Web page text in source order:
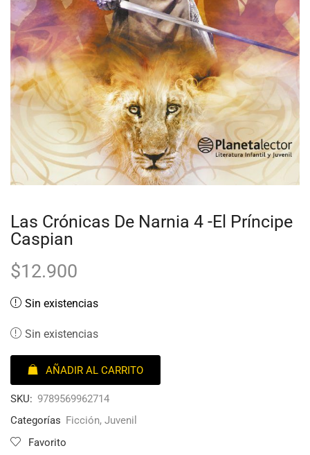
Las Crónicas De Narnia 4 -El Príncipe
Caspian
$12.900
Sin existencias
Sin existencias
AÑADIR AL CARRITO
SKU: 9789569962714
Categorías Ficción, Juvenil
Favorito